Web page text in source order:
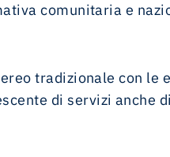
comunitaria e
tradizionale con le
di servizi anche